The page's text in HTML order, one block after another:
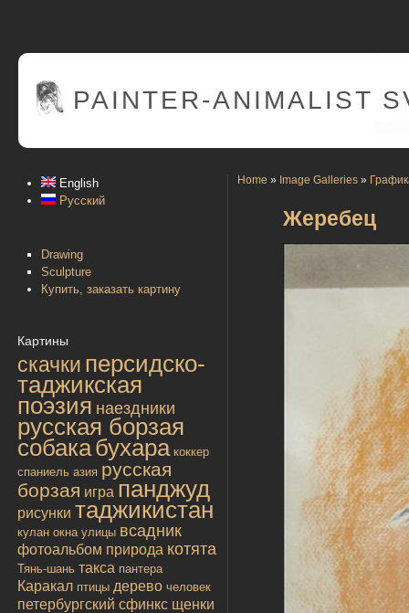
PAINTER-ANIMALIST
English
Русский
Drawing
Sculpture
Купить, заказать картину
Картины
скачки персидско-
таджикская
поэзия наездники
русская борзая
собакабухара коккер
спаниель азия русская
борзая игра панджуд
рисунки таджикистан
кулан окна улицы всадник
фотоальбом природа котята
Тянь-шань такса пантера
Каракал птицы дерево человек
петербургский сфинкс щенки
Home » Image Galleries »
Жеребец